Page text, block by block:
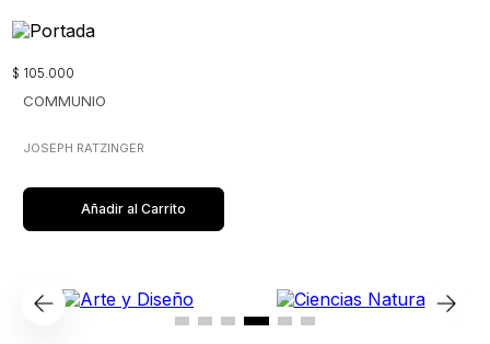
$ 105.000
COMMUNIO
JOSEPH RATZINGER
Añadir al Carrito